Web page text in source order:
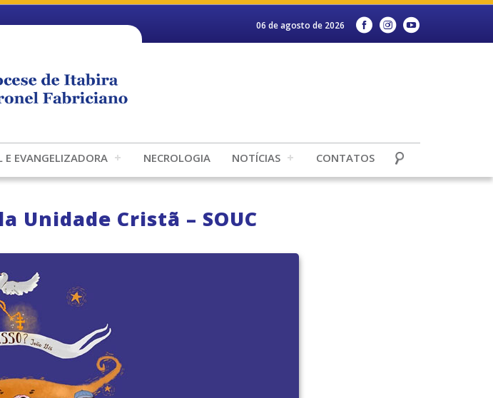
06 de agosto de 2026
E EVANGELIZADORA NECROLOGIA NOTÍCIAS CONTATOS
Unidade Cristã – SOUC